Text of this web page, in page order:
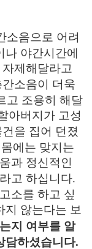
소음으로 어려
나 야간시간에
제해달라고
간소음이 더욱
고 조용히 해달
아버지가 고성
을 집어 던졌
에는 맞지는
과 정신적인
고 하십니다.
소를 하고 싶
지 않는다는 보
지 여부를 알
담하셨습니다.